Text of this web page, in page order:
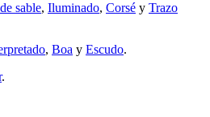
sable, Iluminado, Corsé y Trazo
, Boa y Escudo.
.